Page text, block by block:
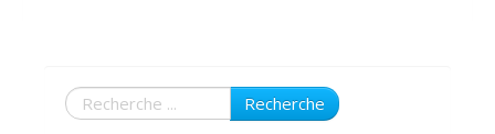
Recherche